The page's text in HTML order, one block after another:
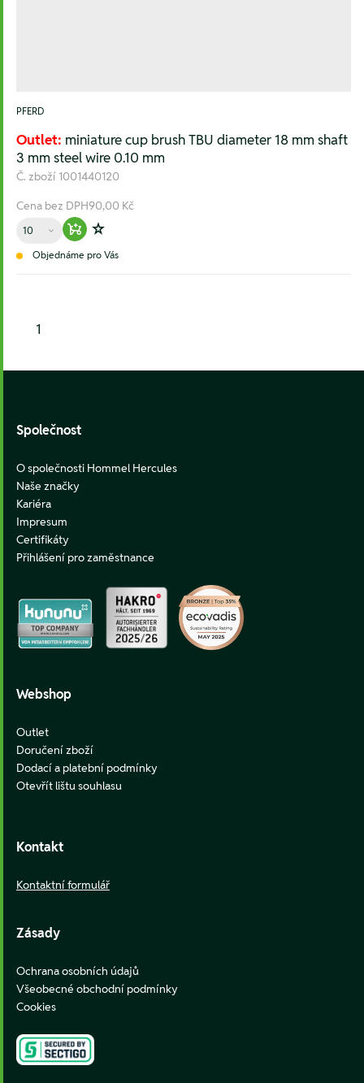
PFERD
Outlet: miniature cup brush TBU diameter 18 mm shaft
3 mm steel wire 0.10 mm
Č. zboží 1001440120
Cena bez DPH90,00 Kč
Množství
Warenkorb hinzufügen
Zur Wunschliste hinzufügen
Objednáme pro Vás
1
Společnost
O společnosti Hommel Hercules
Naše značky
Kariéra
Impresum
Certifikáty
Přihlášení pro zaměstnance
Webshop
Outlet
Doručení zboží
Dodací a platební podmínky
Otevřít lištu souhlasu
Kontakt
Kontaktní formulář
Zásady
Ochrana osobních údajů
Všeobecné obchodní podmínky
Cookies